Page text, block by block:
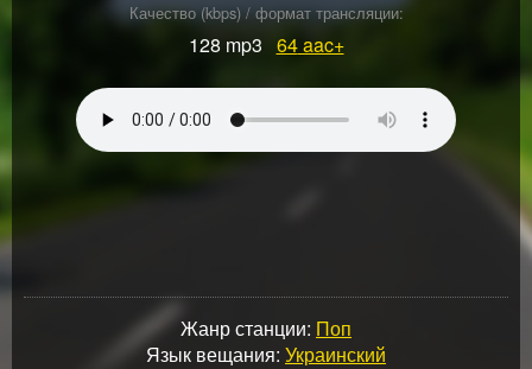
Качество (kbps) / формат трансляции:
128 mp3 64aac+
Жанр станции: Поп
Язык вещания: Украинский